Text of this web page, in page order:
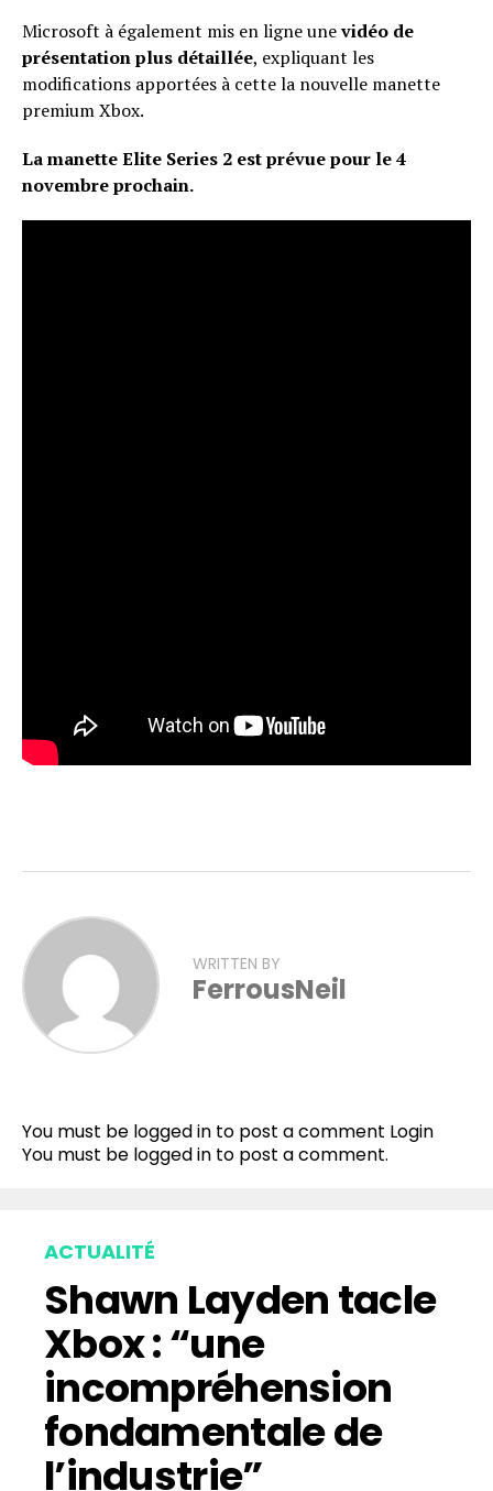
Microsoft à également mis en ligne unevidéo de
présentation plus détaillée, expliquant les
modifications apportées à cette la nouvelle manette
premium Xbox.
La manette Elite Series 2 est prévue pour le 4
novembre prochain.
WRITTEN BY
FerrousNeil
You must be logged in to post a comment Login
You must be logged in to post a comment.
ACTUALITÉ
Shawn Layden tacle
Xbox : “une
incompréhension
fondamentale de
l’industrie”
Pinterest